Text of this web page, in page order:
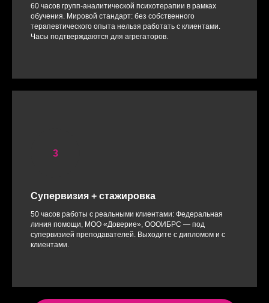
60 часов групп-аналитической психотерапии в рамках
обучения. Мировой стандарт: без собственного
терапевтического опыта нельзя работать с клиентами.
Часы подтверждаются для агрегаторов.
Супервизия + стажировка
50 часов работы с реальными клиентами: Федеральная
линия помощи, МОО «Доверие», ОООИБРС — под
супервизией преподавателей. Выходите с дипломом и с
клиентами.